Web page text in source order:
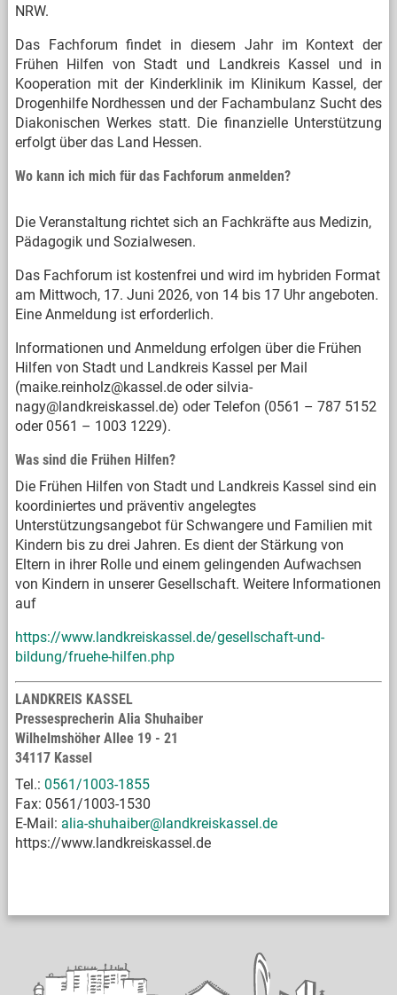
NRW.
Das Fachforum findet in diesem Jahr im Kontext der
Frühen Hilfen von Stadt und Landkreis Kassel und in
Kooperation mit der Kinderklinik im Klinikum Kassel, der
Drogenhilfe Nordhessen und der Fachambulanz Sucht des
Diakonischen Werkes statt. Die finanzielle Unterstützung
erfolgt über das Land Hessen.
Wo kann ich mich für das Fachforum anmelden?
Die Veranstaltung richtet sich an Fachkräfte aus Medizin,
Pädagogik und Sozialwesen.
Das Fachforum ist kostenfrei und wird im hybriden Format
am Mittwoch, 17. Juni 2026, von 14 bis 17 Uhr angeboten.
Eine Anmeldung ist erforderlich.
Informationen und Anmeldung erfolgen über die Frühen
Hilfen von Stadt und Landkreis Kassel per Mail
(maike.reinholz@kassel.de oder silvia-
nagy@landkreiskassel.de) oder Telefon (0561 – 787 5152
oder 0561 – 1003 1229).
Was sind die Frühen Hilfen?
Die Frühen Hilfen von Stadt und Landkreis Kassel sind ein
koordiniertes und präventiv angelegtes
Unterstützungsangebot für Schwangere und Familien mit
Kindern bis zu drei Jahren. Es dient der Stärkung von
Eltern in ihrer Rolle und einem gelingenden Aufwachsen
von Kindern in unserer Gesellschaft. Weitere Informationen
auf
https://www.landkreiskassel.de/gesellschaft-und-
bildung/fruehe-hilfen.php
LANDKREIS KASSEL
Pressesprecherin Alia Shuhaiber
Wilhelmshöher Allee 19 - 21
34117 Kassel
Tel.: 0561/1003-1855
Fax: 0561/1003-1530
E-Mail: alia-shuhaiber@landkreiskassel.de
https://www.landkreiskassel.de